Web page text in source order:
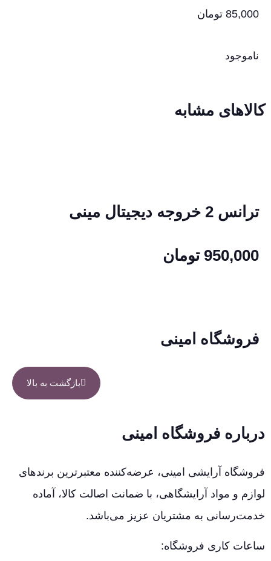
85,000 تومان
ناموجود
کالاهای مشابه
ترانس 2 خروجه دیجیتال مینی
950,000 تومان
فروشگاه امینی
بازگشت به بالا
درباره فروشگاه امینی
فروشگاه آرایشی امینی، عرضه‌کننده معتبرترین برندهای
لوازم و مواد آرایشگاهی، با ضمانت اصالت کالا، آماده
خدمت‌رسانی به مشتریان عزیز می‌باشد.
ساعات کاری فروشگاه: